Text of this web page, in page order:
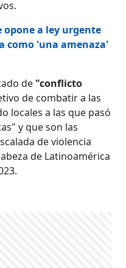
opone a ley urgente
como 'una amenaza'
de "conflicto
de combatir a las
locales a las que pasó
y que son las
de violencia
de Latinoamérica